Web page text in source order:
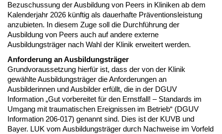
Bezuschussung der Ausbildung von Peers in Kliniken ab dem
Kalenderjahr 2026 künftig als dauerhafte Präventionsleistung
anzubieten. In diesem Zuge soll die Durchführung der
Ausbildung von Peers auch auf andere externe
Ausbildungsträger nach Wahl der Klinik erweitert werden.
Anforderung an Ausbildungsträger
Grundvoraussetzung hierfür ist, dass der von der Klinik
gewählte Ausbildungsträger die Anforderungen an
Ausbilderinnen und Ausbilder erfüllt, die in der DGUV
Information „Gut vorbereitet für den Ernstfall! – Standards im
Umgang mit traumatischen Ereignissen im Betrieb“ (DGUV
Information 206-017) genannt sind. Dies ist der KUVB und
Bayer. LUK vom Ausbildungsträger durch Nachweise im Vorfeld